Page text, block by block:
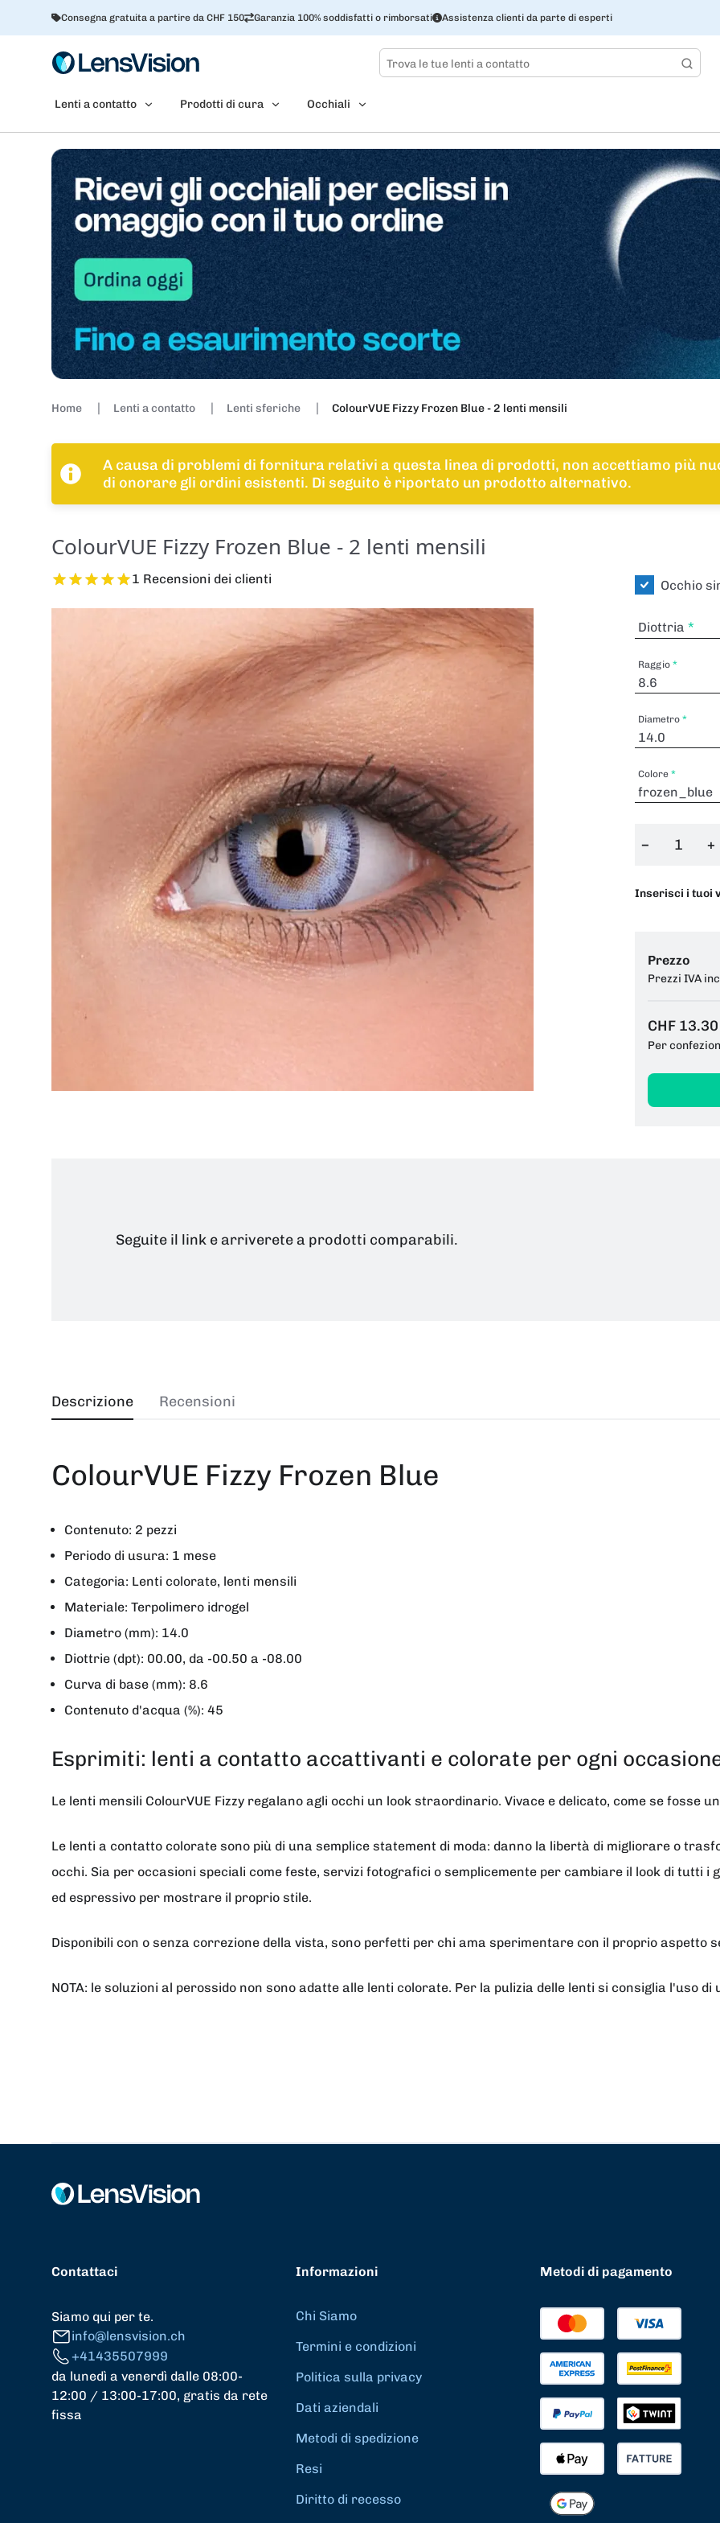
Consegna gratuita a partire da CHF 150 Garanzia 100% soddisfatti o rimborsati Assistenza clienti da parte di esperti
Lenti a contatto Prodotti di cura Occhiali
Home Lenti a contatto Lenti sferiche ColourVUE Fizzy Frozen Blue - 2 lenti mensili
A causa di problemi di fornitura relativi a questa linea di prodotti, non accettiamo più
di onorare gli ordini esistenti. Di seguito è riportato un prodotto alternativo.
ColourVUE Fizzy Frozen Blue - 2 lenti mensili
1 Recensioni dei clienti Occhio
Diottria
Raggio
Diametro
Colore
− +
Inserisci i tuoi
Prezzo
Prezzi IVA
CHF 13.30
Per
Seguite il link e arriverete a prodotti comparabili.
Descrizione
ColourVUE Fizzy Frozen Blue
Contenuto: 2 pezzi
Periodo di usura: 1 mese
Categoria: Lenti colorate, lenti mensili
Materiale: Terpolimero idrogel
Diametro (mm): 14.0
Diottrie (dpt): 00.00, da -00.50 a -08.00
Curva di base (mm): 8.6
Contenuto d'acqua (%): 45
Esprimiti: lenti a contatto accattivanti e colorate per ogni
Le lenti mensili ColourVUE Fizzy regalano agli occhi un look straordinario. Vivace e delicato, come se fosse
Le lenti a contatto colorate sono più di una semplice statement di moda: danno la libertà di migliorare o
occhi. Sia per occasioni speciali come feste, servizi fotografici o semplicemente per cambiare il look di tutti
ed espressivo per mostrare il proprio stile.
Disponibili con o senza correzione della vista, sono perfetti per chi ama sperimentare con il proprio aspetto
NOTA: le soluzioni al perossido non sono adatte alle lenti colorate. Per la pulizia delle lenti si consiglia l'uso di
Recensioni
Contattaci
Siamo qui per te.
info@lensvision.ch
+41435507999
da lunedì a venerdì dalle 08:00-
12:00 / 13:00-17:00, gratis da rete
fissa
Informazioni
Chi Siamo
Termini e condizioni
Politica sulla privacy
Dati aziendali
Metodi di spedizione
Resi
Diritto di recesso
Metodi di pagamento